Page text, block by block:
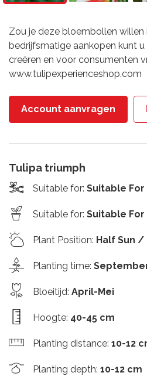
Zou je deze bloembollen willen
bedrijfsmatige aankopen kunt
creëren en voor consumenten
www.tulipexperienceshop.com
Account aanvragen
Tulipa triumph
Suitable for: Suitable
Suitable for: Suitable For
Plant Position: Half Sun /
Planting time:
Bloeitijd: April-Mei
Hoogte: 40-45 cm
Planting distance: 10-12
Planting depth: 10-12 cm